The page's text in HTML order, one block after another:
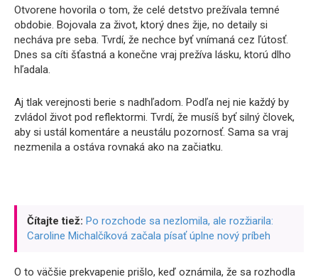
Otvorene hovorila o tom, že celé detstvo prežívala temné
obdobie. Bojovala za život, ktorý dnes žije, no detaily si
necháva pre seba. Tvrdí, že nechce byť vnímaná cez ľútosť.
Dnes sa cíti šťastná a konečne vraj prežíva lásku, ktorú dlho
hľadala.
Aj tlak verejnosti berie s nadhľadom. Podľa nej nie každý by
zvládol život pod reflektormi. Tvrdí, že musíš byť silný človek,
aby si ustál komentáre a neustálu pozornosť. Sama sa vraj
nezmenila a ostáva rovnaká ako na začiatku.
Čítajte tiež: Po rozchode sa nezlomila, ale rozžiarila:
Caroline Michalčíková začala písať úplne nový príbeh
O to väčšie prekvapenie prišlo, keď oznámila, že sa rozhodla